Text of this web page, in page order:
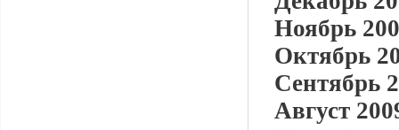
Ноябрь
Октябрь
Сентябрь
Август